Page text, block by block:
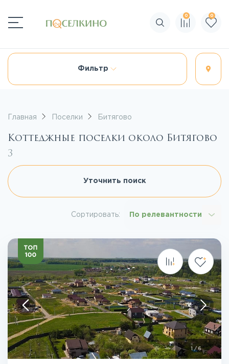
Поиск по сайту
0 0
Фильтр
Главная Поселки Битягово
Коттеджные поселки около Битягово
3
Уточнить поиск
Сортировать: По релевантности
/6